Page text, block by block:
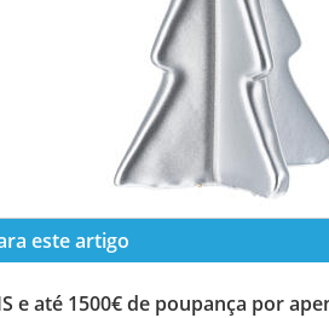
este artigo
e até 1500€ de poupança por